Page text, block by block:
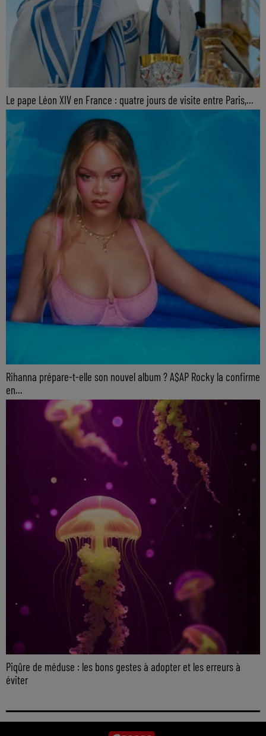
Le pape Léon XIV en France : quatre jours de visite entre Paris,...
Rihanna prépare-t-elle son nouvel album ? A$AP Rocky la confirme
en...
Piqûre de méduse : les bons gestes à adopter et les erreurs à
éviter